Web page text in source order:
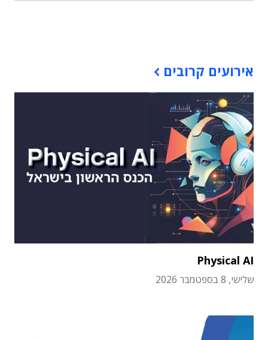
אירועים קרובים
Physical AI
שלישי, 8 בספטמבר 2026